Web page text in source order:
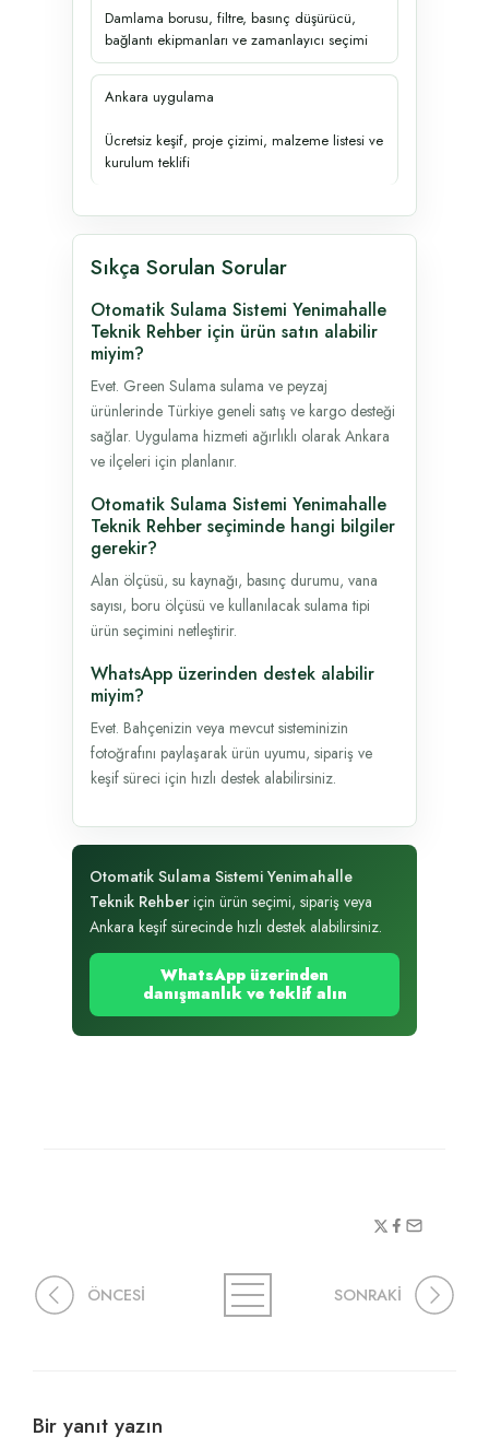
Damlama borusu, filtre, basınç düşürücü,
bağlantı ekipmanları ve zamanlayıcı seçimi
Ankara uygulama
Ücretsiz keşif, proje çizimi, malzeme listesi ve
kurulum teklifi
Sıkça Sorulan Sorular
Otomatik Sulama Sistemi Yenimahalle
Teknik Rehber için ürün satın alabilir
miyim?
Evet. Green Sulama sulama ve peyzaj
ürünlerinde Türkiye geneli satış ve kargo desteği
sağlar. Uygulama hizmeti ağırlıklı olarak Ankara
ve ilçeleri için planlanır.
Otomatik Sulama Sistemi Yenimahalle
Teknik Rehber seçiminde hangi bilgiler
gerekir?
Alan ölçüsü, su kaynağı, basınç durumu, vana
sayısı, boru ölçüsü ve kullanılacak sulama tipi
ürün seçimini netleştirir.
WhatsApp üzerinden destek alabilir
miyim?
Evet. Bahçenizin veya mevcut sisteminizin
fotoğrafını paylaşarak ürün uyumu, sipariş ve
keşif süreci için hızlı destek alabilirsiniz.
Otomatik Sulama Sistemi Yenimahalle
Teknik Rehber için ürün seçimi, sipariş veya
Ankara keşif sürecinde hızlı destek alabilirsiniz.
WhatsApp üzerinden
danışmanlık ve teklif alın
ÖNCESİ SONRAKİ
Bir yanıt yazın